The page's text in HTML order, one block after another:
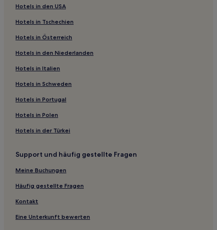
Paratía Hotels
Pucará Hotels
Mañazo Hotels
Puno: Hotels
Hotels nahe Kathedrale von Puno
Provinz Moho: Hotels
Pomata Hotels
Günstige in Llachon
Günstige in Isla Amantani
Hotels in den USA
Hotels in Tschechien
Hotels in Österreich
Hotels in den Niederlanden
Hotels in Italien
Hotels in Schweden
Hotels in Portugal
Hotels in Polen
Hotels in der Türkei
Support und häufig gestellte Fragen
Meine Buchungen
Häufig gestellte Fragen
Kontakt
Eine Unterkunft bewerten